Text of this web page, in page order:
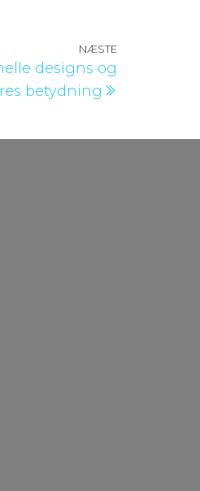
Næste
NÆSTE
designs og
betydning